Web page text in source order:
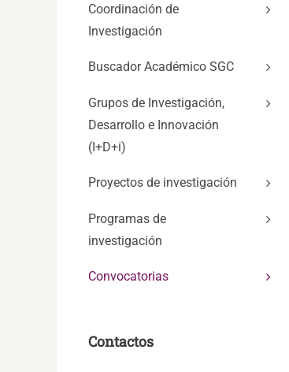
Coordinación de
Investigación
Buscador Académico SGC
Grupos de Investigación,
Desarrollo e Innovación
(I+D+i)
Proyectos de investigación
Programas de
investigación
Convocatorias
Contactos